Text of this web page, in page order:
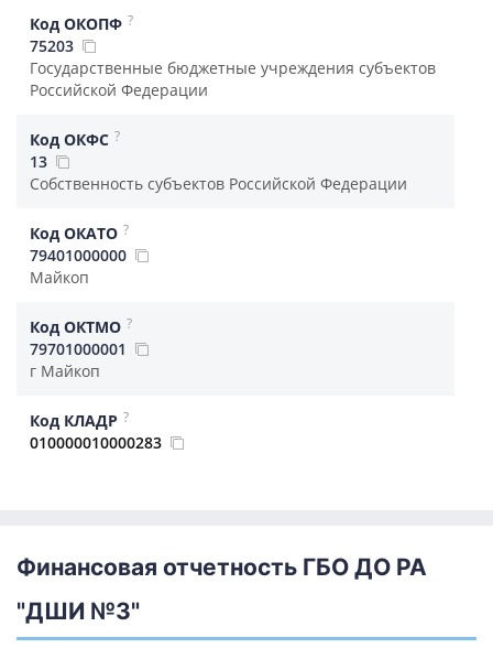
Код ОКОПФ ?
75203
Государственные бюджетные учреждения субъектов
Российской Федерации
Код ОКФС ?
13
Собственность субъектов Российской Федерации
Код ОКАТО ?
79401000000
Майкоп
Код ОКТМО ?
79701000001
г Майкоп
Код КЛАДР ?
010000010000283
Финансовая отчетность ГБО ДО РА
"ДШИ №3"